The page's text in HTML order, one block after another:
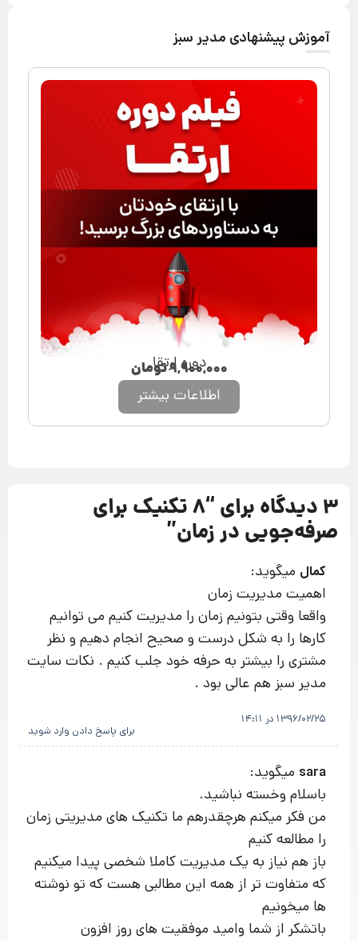
آموزش پیشنهادی مدیر سبز
دوره ارتقا
۹,۹۰۰,۰۰۰تومان
اطلاعات بیشتر
3 دیدگاه برای “ 8 تکنیک برای
صرفه‌جویی در زمان”
کمال میگوید:
اهمیت مدیریت زمان
واقعا وقتی بتونیم زمان را مدیریت کنیم می توانیم
کارها را به شکل درست و صحیح انجام دهیم و نظر
مشتری را بیشتر به حرفه خود جلب کنیم . نکات سایت
مدیر سبز هم عالی بود .
1396/02/25 در 14:11
برای پاسخ دادن وارد شوید
sara میگوید:
باسلام وخسته نباشید.
من فکر میکنم هرچقدرهم ما تکنیک های مدیریتی زمان
را مطالعه کنیم
باز هم نیاز به یک مدیریت کاملا شخصی پیدا میکنیم
که متفاوت تر از همه این مطالبی هست که تو نوشته
ها میخونیم
باتشکر از شما وامید موفقیت های روز افزون